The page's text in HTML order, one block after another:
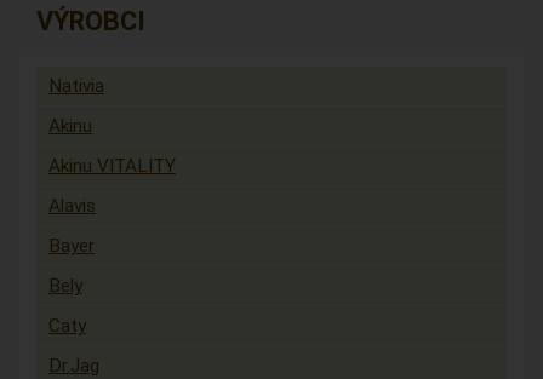
VÝROBCI
Nativia
Akinu
Akinu VITALITY
Alavis
Bayer
Bely
Caty
Dr.Jag